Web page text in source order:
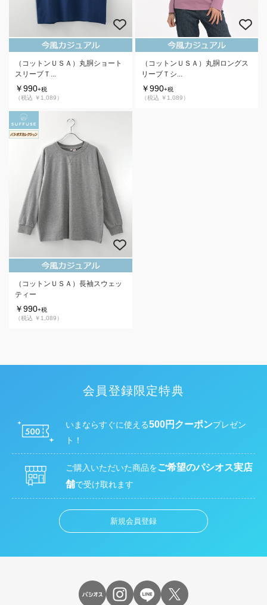
（コットンＵＳＡ）丸胴ショート
スリーブＴ...
￥990+税
（税込 ￥1,089）
（コットンＵＳＡ）丸胴ロングス
リーブＴシ...
￥990+税
（税込 ￥1,089）
（コットンＵＳＡ）長袖スウェッ
ティー
￥990+税
（税込 ￥1,089）
会員登録限定特典
いまならすぐに使える500円クーポンプレゼン
ト！
ご購入いただいた商品をご希望のパシオス実店
舗で受け取れます
新規会員登録